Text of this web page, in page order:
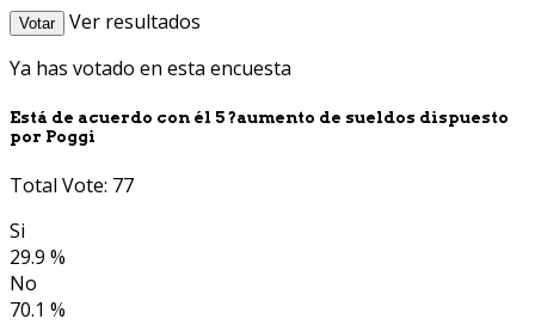
Votar
Ver resultados
Ya has votado en esta encuesta
Está de acuerdo con él 5 ?aumento de sueldos dispuesto
por Poggi
Total Vote: 77
Si
29.9 %
No
70.1 %